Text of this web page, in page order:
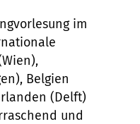
im
Belgien
(Delft)
und